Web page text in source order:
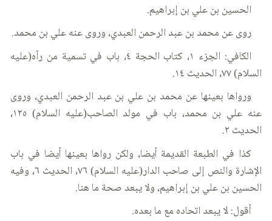
الحسين بن علي بن إبراهيم.
روى عن محمد بن عبد الرحمن العبدي، وروى عنه علي بن محمد.
الكافي: الجزء ١، كتاب الحجة ٤، باب في تسمية من رآه(عليه
السلام) ٧٧، الحديث ١٤.
ورواها بعينها عن محمد بن علي بن عبد الرحمن العبدي، وروى
عنه علي بن محمد، باب في مولد الصاحب(عليه السلام) ١٢٥،
الحديث ٢.
كذا في الطبعة القديمة أيضا، ولكن رواها بعينها أيضا في باب
الإشارة والنص إلى صاحب الدار(عليه السلام) ٧٦، الحديث ٦، وفيه
الحسين بن علي بن إبراهيم، ولا يبعد صحة ما هنا.
أقول: لا يبعد اتحاده مع ما بعده.